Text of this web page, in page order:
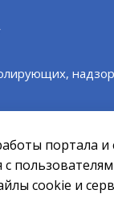
ОМСУ
г.Североморск
использовании
странице ошибку,
портала и
cookie и